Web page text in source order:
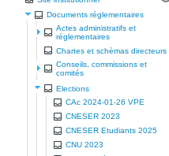
Documents réglementaires
Actes administratifs et
réglementaires
Chartes et schèmas directeurs
Conseils, commissions et
comités
Elections
CAc 2024-01-26 VPE
CNESER 2023
CNESER Etudiants 2025
CNU 2023